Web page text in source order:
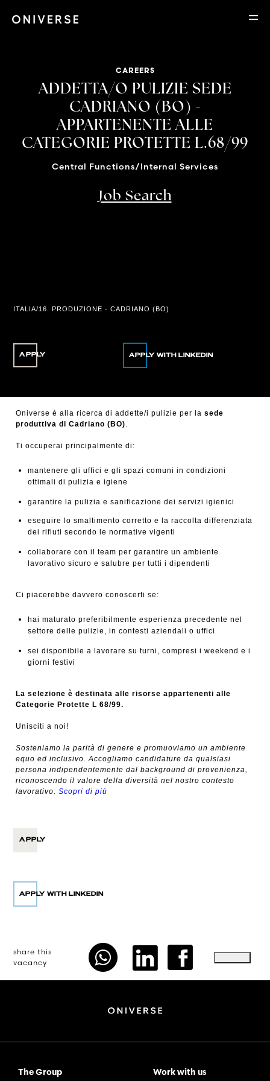
CAREERS
ADDETTA/O PULIZIE SEDE
CADRIANO (BO) -
APPARTENENTE ALLE
CATEGORIE PROTETTE L.68/99
Central Functions/Internal Services
Job Search
ITALIA/16. PRODUZIONE - CADRIANO (BO)
APPLY
Oniverse è alla ricerca di addette/i pulizie per lasede
produttiva di Cadriano (BO)
Ti occuperai principalmente di:
mantenere gli uffici e gli spazi comuni in condizioni
ottimali di pulizia e igiene
garantire la pulizia e sanificazione dei servizi igienici
eseguire lo smaltimento corretto e la raccolta differenziata
dei rifiuti secondo le normative vigenti
collaborare con il team per garantire un ambiente
lavorativo sicuro e salubre per tutti i dipendenti
Ci piacerebbe davvero conoscerti se:
hai maturato preferibilmente esperienza precedente nel
settore delle pulizie, in contesti aziendali o uffici
sei disponibile a lavorare su turni, compresi i weekend e i
giorni festivi
La selezione è destinata alle risorse appartenenti alle
Categorie Protette L 68/99.
Unisciti a noi!
Sosteniamo la parità di genere e promuoviamo un ambiente
equo ed inclusivo. Accogliamo candidature da qualsiasi
persona indipendentemente dal background di provenienza,
riconoscendo il valore della diversità nel nostro contesto
lavorativo.Scopri di più
APPLY
share this
vacancy
The Group Work with us